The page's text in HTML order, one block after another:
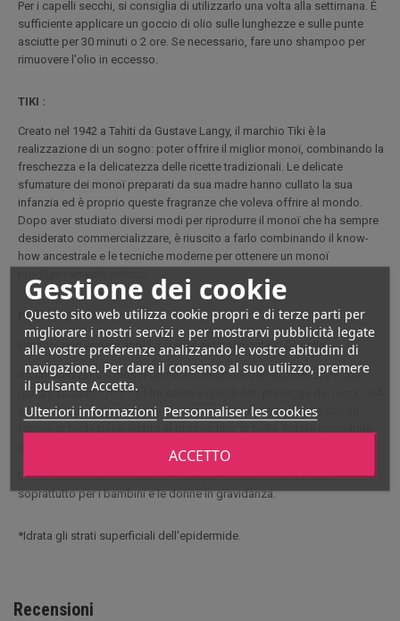
Gestione dei cookie
Questo sito web utilizza cookie propri e di terze parti per
migliorare i nostri servizi e per mostrarvi pubblicità legate
alle vostre preferenze analizzando le vostre abitudini di
navigazione. Per dare il consenso al suo utilizzo, premere
il pulsante Accetta.
Ulteriori informazioni Personnaliser les cookies
ACCETTO
Per i capelli secchi, si consiglia di utilizzarlo una volta alla settimana. È
sufficiente applicare un goccio di olio sulle lunghezze e sulle punte
asciutte per 30 minuti o 2 ore. Se necessario, fare uno shampoo per
rimuovere l'olio in eccesso.
TIKI :
Creato nel 1942 a Tahiti da Gustave Langy, il marchio Tiki è la
realizzazione di un sogno: poter offrire il miglior monoï, combinando la
freschezza e la delicatezza delle ricette tradizionali. Le delicate
sfumature dei monoï preparati da sua madre hanno cullato la sua
infanzia ed è proprio queste fragranze che voleva offrire al mondo.
Dopo aver studiato diversi modi per riprodurre il monoï che ha sempre
desiderato commercializzare, è riuscito a farlo combinando il know-
how ancestrale e le tecniche moderne per ottenere un monoï
PRECAUZIONE :
Il monoï può essere applicato solo esternamente sulla pelle.
Alcuni utilizzano il monoï come acceleratore dell'abbronzatura, ma
questo prodotto non ha filtri solari e quindi non protegge dai raggi UVA
e UVB. Si consiglia pertanto di utilizzare un prodotto solare con un
L'esposizione al sole durante la stagione calda è sconsigliata,
soprattutto per i bambini e le donne in gravidanza.
*Idrata gli strati superficiali dell'epidermide.
Recensioni